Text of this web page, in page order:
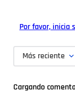
Por favor, inicia
Más reciente
Cargando